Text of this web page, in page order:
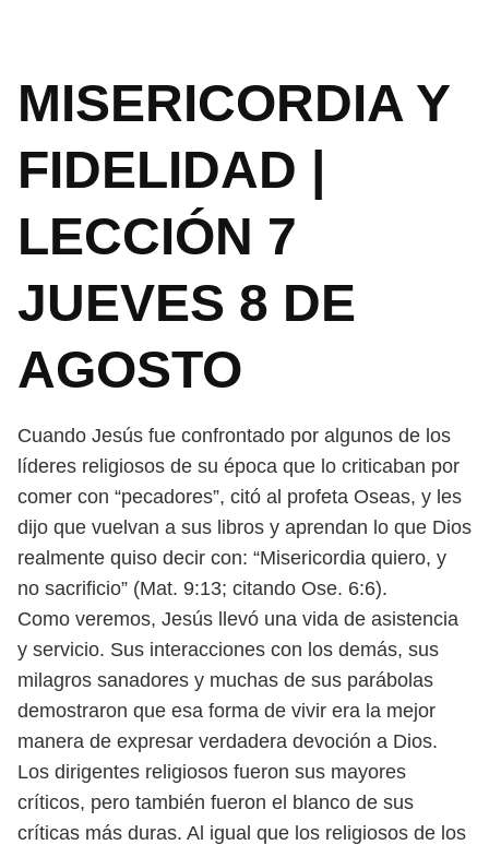
MISERICORDIA Y
FIDELIDAD |
LECCIÓN 7
JUEVES 8 DE
AGOSTO
Cuando Jesús fue confrontado por algunos de los
líderes religiosos de su época que lo criticaban por
comer con “pecadores”, citó al profeta Oseas, y les
dijo que vuelvan a sus libros y aprendan lo que Dios
realmente quiso decir con: “Misericordia quiero, y
no sacrificio” (Mat. 9:13; citando Ose. 6:6).
Como veremos, Jesús llevó una vida de asistencia
y servicio. Sus interacciones con los demás, sus
milagros sanadores y muchas de sus parábolas
demostraron que esa forma de vivir era la mejor
manera de expresar verdadera devoción a Dios.
Los dirigentes religiosos fueron sus mayores
críticos, pero también fueron el blanco de sus
críticas más duras. Al igual que los religiosos de los